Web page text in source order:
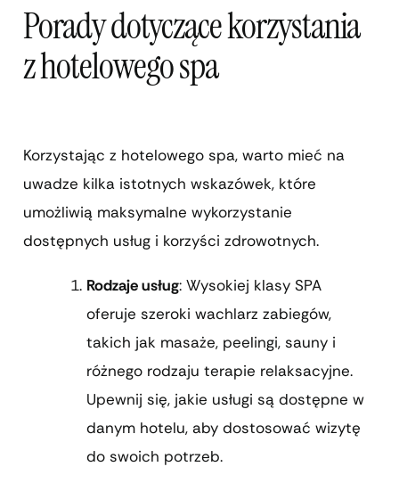
Porady dotyczące korzystania
z hotelowego spa
Korzystając z hotelowego spa, warto mieć na
uwadze kilka istotnych wskazówek, które
umożliwią maksymalne wykorzystanie
dostępnych usług i korzyści zdrowotnych.
Rodzaje usług: Wysokiej klasy SPA
oferuje szeroki wachlarz zabiegów,
takich jak masaże, peelingi, sauny i
różnego rodzaju terapie relaksacyjne.
Upewnij się, jakie usługi są dostępne w
danym hotelu, aby dostosować wizytę
do swoich potrzeb.